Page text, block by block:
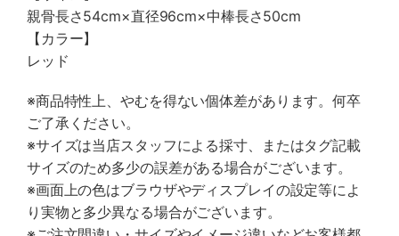
親骨長さ54cm×直径96cm×中棒長さ50cm
【カラー】
レッド
※商品特性上、やむを得ない個体差があります。何卒
ご了承ください。
※サイズは当店スタッフによる採寸、またはタグ記載
サイズのため多少の誤差がある場合がございます。
※画面上の色はブラウザやディスプレイの設定等によ
り実物と多少異なる場合がございます。